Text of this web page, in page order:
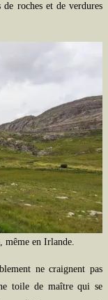
roches et de verdures
même en Irlande.
ne craignent pas
toile de maître qui se